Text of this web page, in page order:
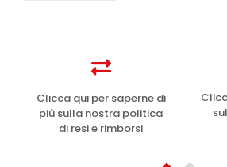
quantità
Clicca qui per saperne di
più sulla nostra politica
di resi e rimborsi